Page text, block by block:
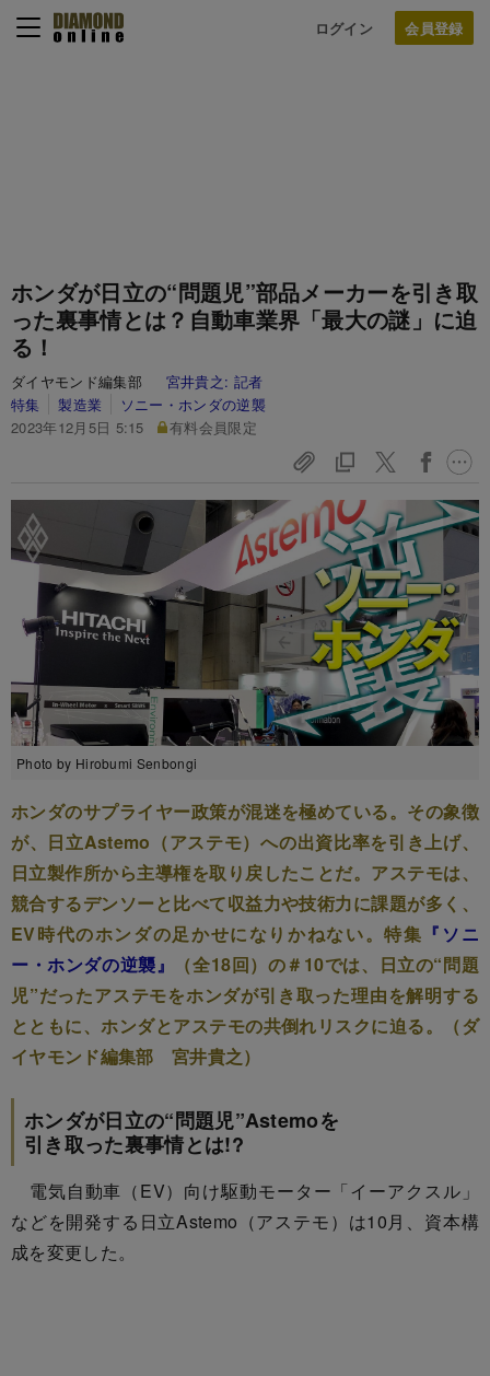
ログイン
ホンダが日立の“問題児”部品メーカーを引き取
った裏事情とは？自動車業界「最大の謎」に迫
る！
ダイヤモンド編集部 宮井貴之: 記者
特集
製造業
ソニー・ホンダの逆襲
2023年12月5日 5:15
有料会員限定
Photo by Hirobumi Senbongi
ホンダのサプライヤー政策が混迷を極めている。その象徴
が、日立Astemo（アステモ）への出資比率を引き上げ、
日立製作所から主導権を取り戻したことだ。アステモは、
競合するデンソーと比べて収益力や技術力に課題が多く、
EV時代のホンダの足かせになりかねない。特集 『ソニ
ー・ホンダの逆襲』
（全18回）の＃10では、日立の“問題
児”だったアステモをホンダが引き取った理由を解明する
とともに、ホンダとアステモの共倒れリスクに迫る。（ダ
イヤモンド編集部 宮井貴之）
ホンダが日立の“問題児”Astemoを
引き取った裏事情とは!?
電気自動車（EV）向け駆動モーター「イーアクスル」
などを開発する日立Astemo（アステモ）は10月、資本構
成を変更した。